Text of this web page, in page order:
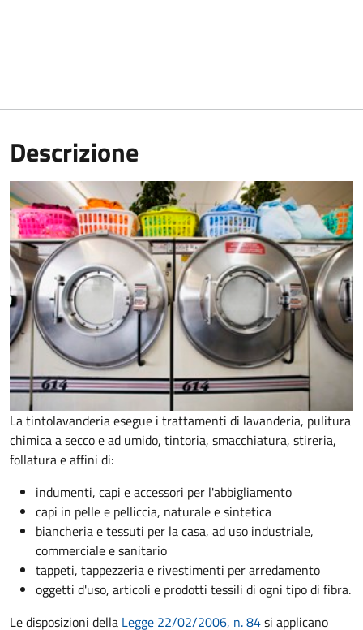
Descrizione
La tintolavanderia esegue i trattamenti di lavanderia, pulitura
chimica a secco e ad umido, tintoria, smacchiatura, stireria,
follatura e affini di:
indumenti, capi e accessori per l'abbigliamento
capi in pelle e pelliccia, naturale e sintetica
biancheria e tessuti per la casa, ad uso industriale,
commerciale e sanitario
tappeti, tappezzeria e rivestimenti per arredamento
oggetti d'uso, articoli e prodotti tessili di ogni tipo di fibra.
Le disposizioni della Legge 22/02/2006, n. 84si applicano